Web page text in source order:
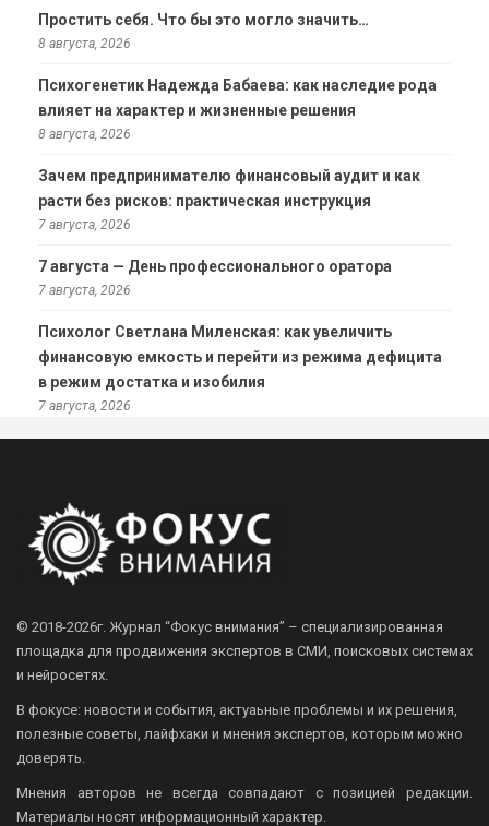
Простить себя. Что бы это могло значить…
8 августа, 2026
Психогенетик Надежда Бабаева: как наследие рода
влияет на характер и жизненные решения
8 августа, 2026
Зачем предпринимателю финансовый аудит и как
расти без рисков: практическая инструкция
7 августа, 2026
7 августа — День профессионального оратора
7 августа, 2026
Психолог Светлана Миленская: как увеличить
финансовую емкость и перейти из режима дефицита
в режим достатка и изобилия
7 августа, 2026
© 2018-2026г. Журнал “Фокус внимания” – специализированная
площадка для продвижения экспертов в СМИ, поисковых системах
и нейросетях.
В фокусе: новости и события, актуаьные проблемы и их решения,
полезные советы, лайфхаки и мнения экспертов, которым можно
доверять.
Мнения авторов не всегда совпадают с позицией редакции.
Материалы носят информационный характер.